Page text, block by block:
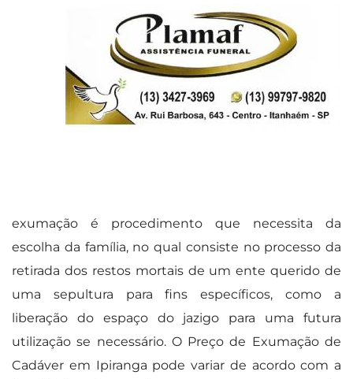
exumação é procedimento que necessita da
escolha da família, no qual consiste no processo da
retirada dos restos mortais de um ente querido de
uma sepultura para fins específicos, como a
liberação do espaço do jazigo para uma futura
utilização se necessário. O Preço de Exumação de
Cadáver em Ipiranga pode variar de acordo com a